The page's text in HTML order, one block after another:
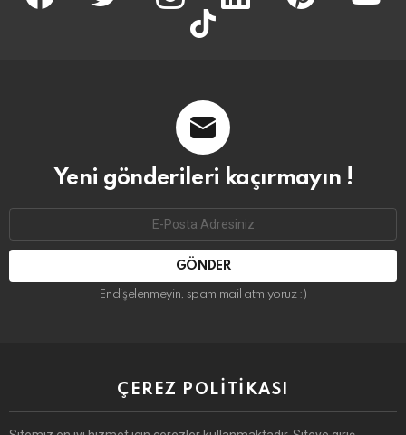
tiktok
Yeni gönderileri kaçırmayın !
Endişelenmeyin, spam mail atmıyoruz :)
ÇEREZ POLITIKASI